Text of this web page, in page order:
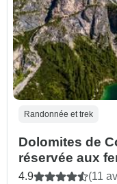
Randonnée et trek
Dolomites de
réservée aux
4.9 (11